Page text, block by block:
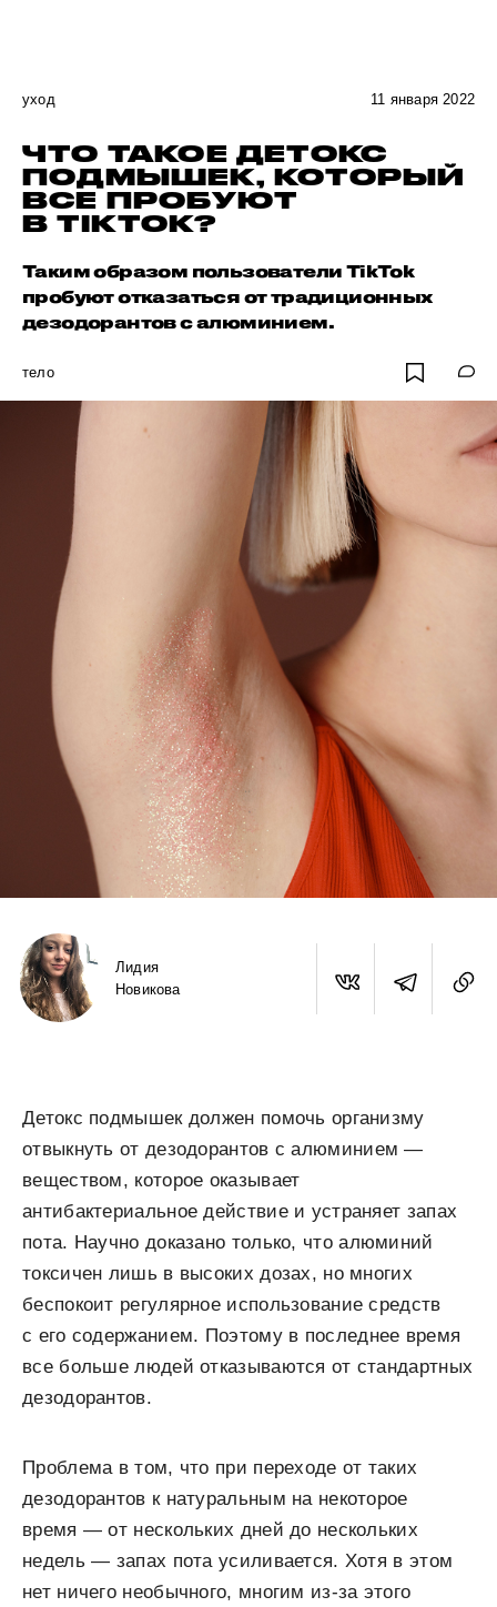
уход 11 января 2022
ЧТО ТАКОЕ ДЕТОКС
ПОДМЫШЕК, КОТОРЫЙ
ВСЕ ПРОБУЮТ
В TIKTOK?
Таким образом пользователи TikTok
пробуют отказаться от традиционных
дезодорантов с алюминием.
тело
Лидия
Новикова
Детокс подмышек должен помочь организму
отвыкнуть от дезодорантов с алюминием —
веществом, которое оказывает
антибактериальное действие и устраняет запах
пота. Научно доказано только, что алюминий
токсичен лишь в высоких дозах, но многих
беспокоит регулярное использование средств
с его содержанием. Поэтому в последнее время
все больше людей отказываются от стандартных
дезодорантов.
Проблема в том, что при переходе от таких
дезодорантов к натуральным на некоторое
время — от нескольких дней до нескольких
недель — запах пота усиливается. Хотя в этом
нет ничего необычного, многим из-за этого